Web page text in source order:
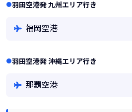
羽田空港発 九州エリア行き
福岡空港
羽田空港発 沖縄エリア行き
那覇空港